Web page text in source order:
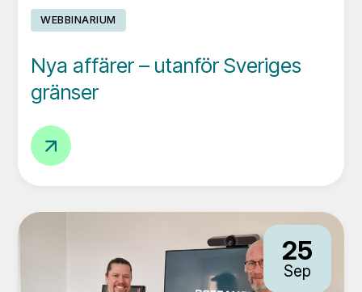
WEBBINARIUM
Nya affärer – utanför Sveriges
gränser
Nya
affärer
utanför
25
Sep